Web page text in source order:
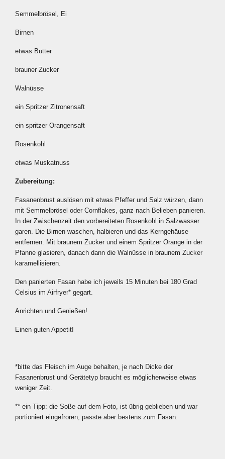
Semmelbrösel, Ei
Birnen
etwas Butter
brauner Zucker
Walnüsse
ein Spritzer Zitronensaft
ein spritzer Orangensaft
Rosenkohl
etwas Muskatnuss
Zubereitung:
Fasanenbrust auslösen mit etwas Pfeffer und Salz würzen, dann
mit Semmelbrösel oder Cornflakes, ganz nach Belieben panieren.
In der Zwischenzeit den vorbereiteten Rosenkohl in Salzwasser
garen. Die Birnen waschen, halbieren und das Kerngehäuse
entfernen. Mit braunem Zucker und einem Spritzer Orange in der
Pfanne glasieren, danach dann die Walnüsse in braunem Zucker
karamellisieren.
Den panierten Fasan habe ich jeweils 15 Minuten bei 180 Grad
Celsius im Airfryer* gegart.
Anrichten und Genießen!
Einen guten Appetit!
*bitte das Fleisch im Auge behalten, je nach Dicke der
Fasanenbrust und Gerätetyp braucht es möglicherweise etwas
weniger Zeit.
** ein Tipp: die Soße auf dem Foto, ist übrig geblieben und war
portioniert eingefroren, passte aber bestens zum Fasan.